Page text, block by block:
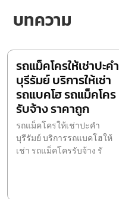
บทความ
รถแม็คโครให้เช่าปะคำ
บุรีรัมย์ บริการให้เช่า
รถแบคโฮ รถแม็คโคร
รับจ้าง ราคาถูก
รถแม็คโครให้เช่าปะคำ
บุรีรัมย์ บริการรถแบคโฮให้
เช่า รถแม็คโครรับจ้าง รั